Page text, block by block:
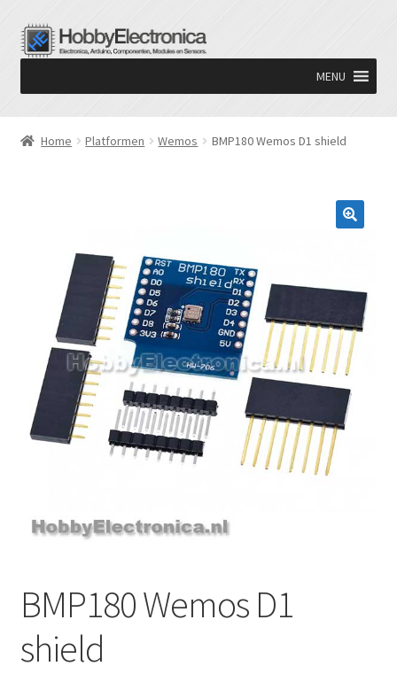
Ga
door
navigatie
Ga
naar
inhoud
MENU
Home Platformen Wemos BMP180 Wemos D1 shield
BMP180 Wemos D1
shield